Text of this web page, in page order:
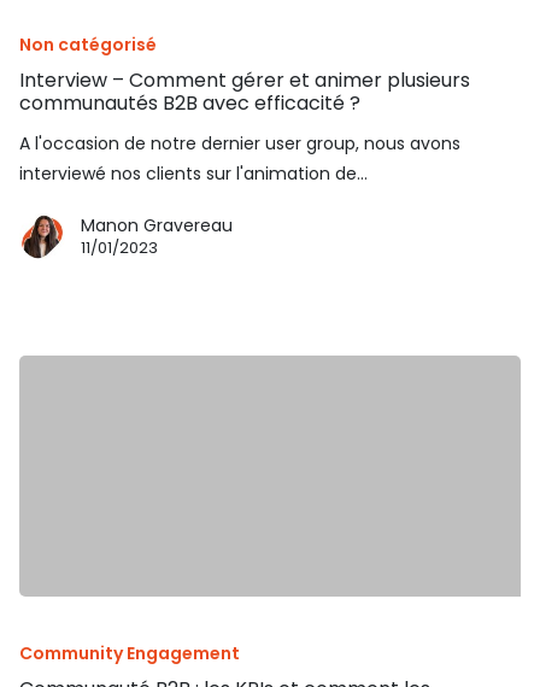
Non catégorisé
Interview – Comment gérer et animer plusieurs
communautés B2B avec efficacité ?
A l'occasion de notre dernier user group, nous avons
interviewé nos clients sur l'animation de…
Manon Gravereau
11/01/2023
Community Engagement